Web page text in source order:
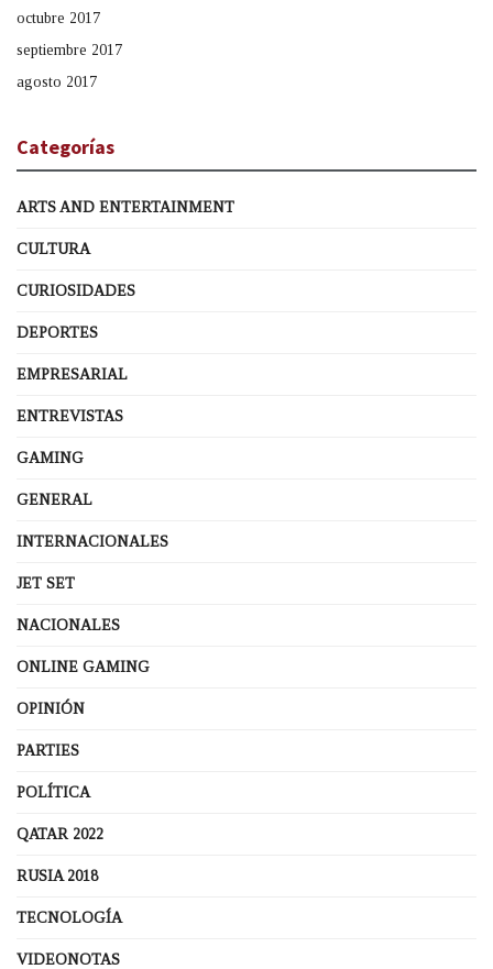
octubre 2017
septiembre 2017
agosto 2017
Categorías
ARTS AND ENTERTAINMENT
CULTURA
CURIOSIDADES
DEPORTES
EMPRESARIAL
ENTREVISTAS
GAMING
GENERAL
INTERNACIONALES
JET SET
NACIONALES
ONLINE GAMING
OPINIÓN
PARTIES
POLÍTICA
QATAR 2022
RUSIA 2018
TECNOLOGÍA
VIDEONOTAS